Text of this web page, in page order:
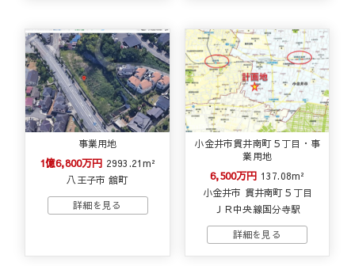
事業用地
1億6,800万円 2993.21m²
八王子市 舘町
小金井市貫井南町５丁目・事
業用地
6,500万円 137.08m²
小金井市 貫井南町５丁目
ＪＲ中央線国分寺駅